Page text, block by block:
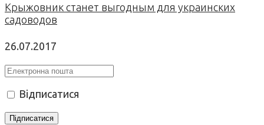
Крыжовник станет выгодным для украинских
садоводов
26.07.2017
Відписатися